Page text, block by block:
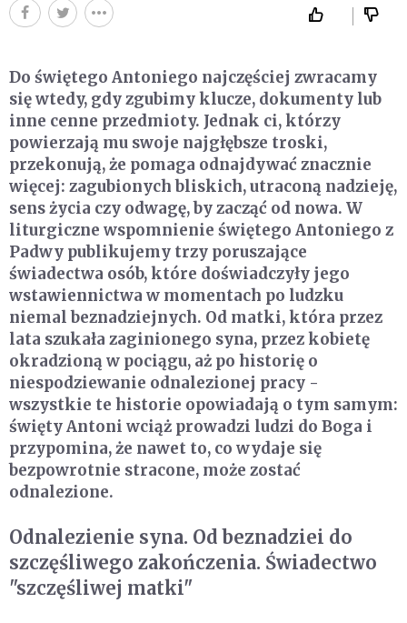
Do świętego Antoniego najczęściej zwracamy
się wtedy, gdy zgubimy klucze, dokumenty lub
inne cenne przedmioty. Jednak ci, którzy
powierzają mu swoje najgłębsze troski,
przekonują, że pomaga odnajdywać znacznie
więcej: zagubionych bliskich, utraconą nadzieję,
sens życia czy odwagę, by zacząć od nowa. W
liturgiczne wspomnienie świętego Antoniego z
Padwy publikujemy trzy poruszające
świadectwa osób, które doświadczyły jego
wstawiennictwa w momentach po ludzku
niemal beznadziejnych. Od matki, która przez
lata szukała zaginionego syna, przez kobietę
okradzioną w pociągu, aż po historię o
niespodziewanie odnalezionej pracy -
wszystkie te historie opowiadają o tym samym:
święty Antoni wciąż prowadzi ludzi do Boga i
przypomina, że nawet to, co wydaje się
bezpowrotnie stracone, może zostać
odnalezione.
Odnalezienie syna. Od beznadziei do
szczęśliwego zakończenia. Świadectwo
"szczęśliwej matki"